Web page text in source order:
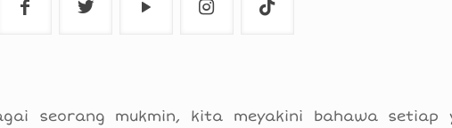
seorang mukmin, kita meyakini bahawa setiap